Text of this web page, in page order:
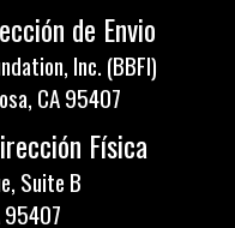
de Envio
Inc. (BBFI)
CA 95407
Física
Suite B
95407